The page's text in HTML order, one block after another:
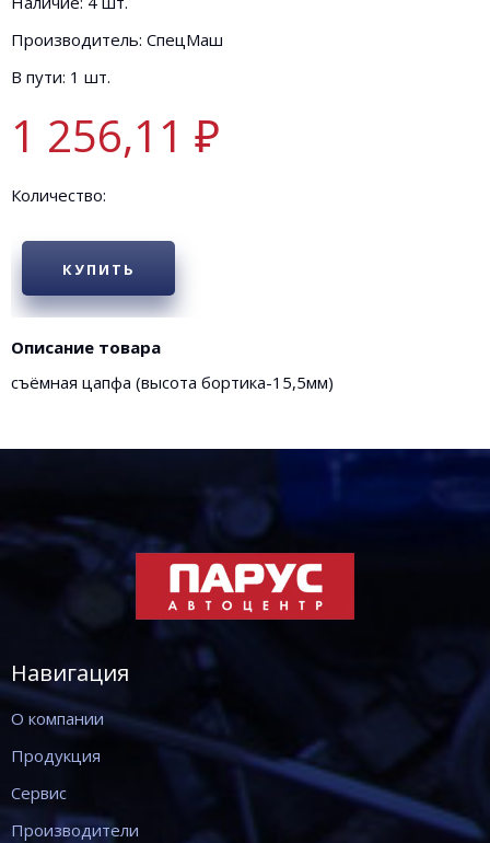
Производитель: СпецМаш
В пути: 1 шт.
1 256,11 ₽
Количество:
КУПИТЬ
Описание товара
съёмная цапфа (высота бортика-15,5мм)
Навигация
О компании
Продукция
Сервис
Производители